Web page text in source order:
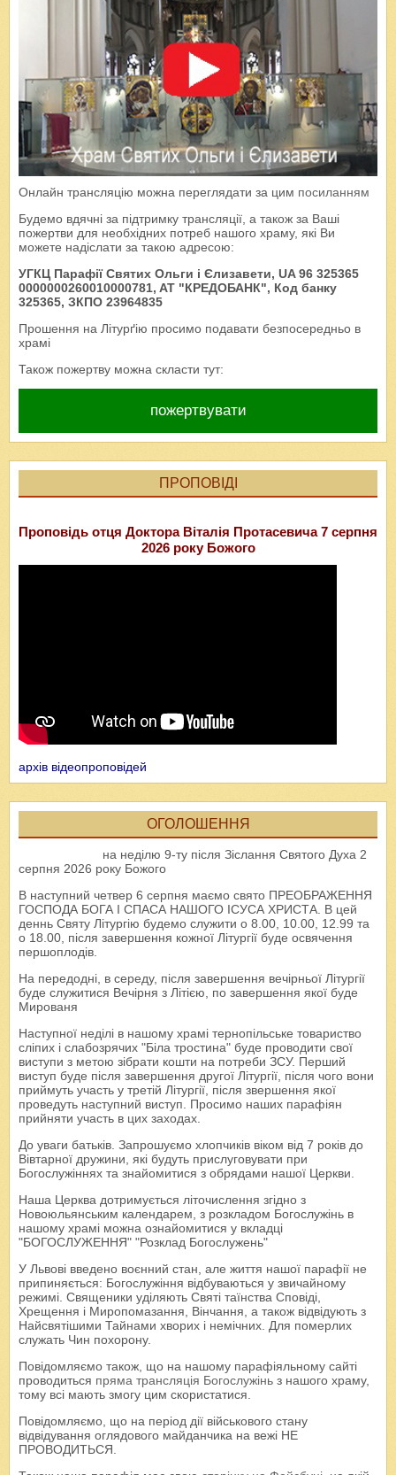
Онлайн трансляцію можна переглядати за цим посиланням
Будемо вдячні за підтримку трансляції, а також за Ваші
пожертви для необхідних потреб нашого храму, які Ви
можете надіслати за такою адресою:
УГКЦ Парафії Святих Ольги і Єлизавети, UA 96 325365
0000000260010000781, AT "КРЕДОБАНК", Код банку
325365, ЗКПО 23964835
Прошення на Літурґію просимо подавати безпосередньо в
храмі
Також пожертву можна скласти тут:
пожертвувати
ПРОПОВІДІ
Проповідь отця Доктора Віталія Протасевича 7 серпня
2026 року Божого
архів відеопроповідей
ОГОЛОШЕННЯ
на неділю 9-ту після Зіслання Святого Духа 2
серпня 2026 року Божого
В наступний четвер 6 серпня маємо свято ПРЕОБРАЖЕННЯ
ГОСПОДА БОГА І СПАСА НАШОГО ІСУСА ХРИСТА. В цей
деннь Святу Літургію будемо служити о 8.00, 10.00, 12.99 та
о 18.00, після завершення кожної Літургії буде освячення
першоплодів.
На передодні, в середу, після завершення вечірньої Літургії
буде служитися Вечірня з Літією, по завершення якої буде
Мированя
Наступної неділі в нашому храмі тернопільське товариство
сліпих і слабозрячих "Біла тростина" буде проводити свої
виступи з метою зібрати кошти на потреби ЗСУ. Перший
виступ буде після завершення другої Літургії, після чого вони
приймуть участь у третій Літургії, після звершення якої
проведуть наступний виступ. Просимо наших парафіян
прийняти участь в цих заходах.
До уваги батьків. Запрошуємо хлопчиків віком від 7 років до
Вівтарної дружини, які будуть прислуговувати при
Богослужіннях та знайомитися з обрядами нашої Церкви.
Наша Церква дотримується літочислення згідно з
Новоюльянським календарем, з розкладом Богослужінь в
нашому храмі можна ознайомитися у вкладці
"БОГОСЛУЖЕННЯ" "Розклад Богослужень"
У Львові введено воєнний стан, але життя нашої парафії не
припиняється: Богослужіння відбуваються у звичайному
режимі. Священики уділяють Святі таїнства Сповіді,
Хрещення і Миропомазання, Вінчання, а також відвідують з
Найсвятішими Тайнами хворих і немічних. Для померлих
служать Чин похорону.
Повідомляємо також, що на нашому парафіяльному сайті
проводиться пряма трансляція Богослужінь з нашого храму,
тому всі мають змогу цим скористатися.
Повідомляємо, що на період дії військового стану
відвідування оглядового майданчика на вежі НЕ
ПРОВОДИТЬСЯ.